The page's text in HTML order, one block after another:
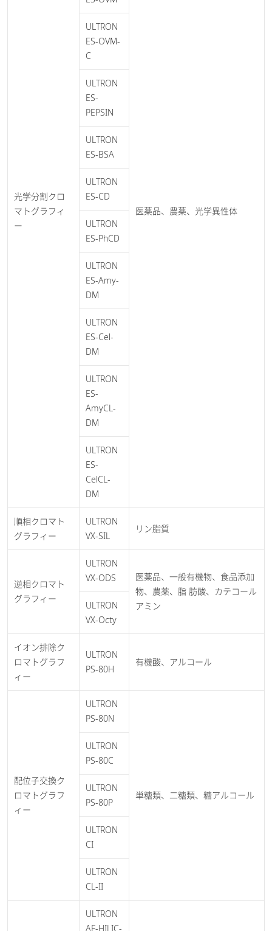
光学分割クロ
マトグラフィ
ー
医薬品、農薬、光学異性体
ULTRON
ES-OVM-
C
ULTRON
ES-
PEPSIN
ULTRON
ES-BSA
ULTRON
ES-CD
ULTRON
ES-PhCD
ULTRON
ES-Amy-
DM
ULTRON
ES-Cel-
DM
ULTRON
ES-
AmyCL-
DM
ULTRON
ES-
CelCL-
DM
順相クロマト
グラフィー
ULTRON
VX-SIL
リン脂質
逆相クロマト
グラフィー
ULTRON
VX-ODS
医薬品、一般有機物、食品添加
物、農薬、脂 肪酸、カテコール
アミン
ULTRON
VX-Octy
イオン排除ク
ロマトグラフ
ィー
ULTRON
PS-80H
有機酸、アルコール
配位子交換ク
ロマトグラフ
ィー
ULTRON
PS-80N
単糖類、二糖類、糖アルコール
ULTRON
PS-80C
ULTRON
PS-80P
ULTRON
CI
ULTRON
CL-II
ULTRON
AF-HILIC-